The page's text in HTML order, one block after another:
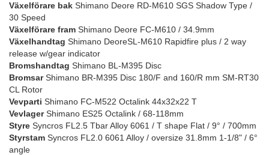
Växelförare bak Shimano Deore RD-M610 SGS Shadow Type /
30 Speed
Växelförare fram Shimano Deore FC-M610 / 34.9mm
Växelhandtag Shimano DeoreSL-M610 Rapidfire plus / 2 way
release w/gear indicator
Bromshandtag Shimano BL-M395 Disc
BromsarShimano BR-M395 Disc 180/F and 160/R mm SM-RT30
CL Rotor
Vevparti Shimano FC-M522 Octalink 44x32x22 T
VevlagerShimano ES25 Octalink / 68-118mm
Styre Syncros FL2.5 Tbar Alloy 6061 / T shape Flat / 9° / 700mm
Styrstam Syncros FL2.0 6061 Alloy / oversize 31.8mm 1-1/8" / 6°
angle